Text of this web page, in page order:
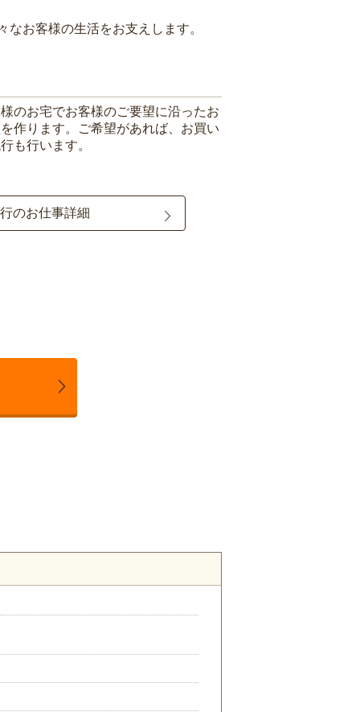
お客様の生活をお支えします。
のお宅でお客様のご要望に沿ったお
作ります。ご希望があれば、お買い
も行います。
のお仕事詳細